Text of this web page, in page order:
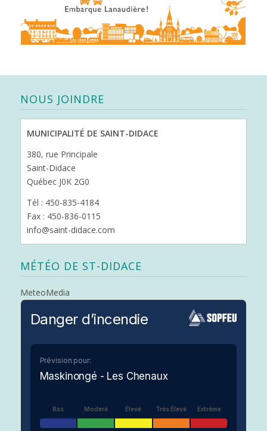
NOUS JOINDRE
MUNICIPALITÉ DE SAINT-DIDACE
380, rue Principale
Saint-Didace
Québec J0K 2G0
Tél : 450-835-4184
Fax : 450-836-0115
info@saint-didace.com
MÉTÉO DE ST-DIDACE
MeteoMedia
Danger d’incendie
Prévision pour:
Maskinongé - Les Chenaux
Bas Modéré Élevé Très Élevé Extrême